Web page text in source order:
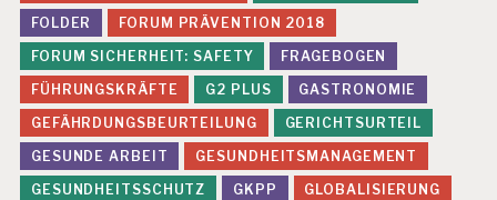
FOLDER
FORUM PRÄVENTION 2018
FORUM SICHERHEIT: SAFETY
FRAGEBOGEN
FÜHRUNGSKRÄFTE
G2 PLUS
GASTRONOMIE
GEFÄHRDUNGSBEURTEILUNG
GERICHTSURTEIL
GESUNDE ARBEIT
GESUNDHEITSMANAGEMENT
GESUNDHEITSSCHUTZ
GKPP
GLOBALISIERUNG